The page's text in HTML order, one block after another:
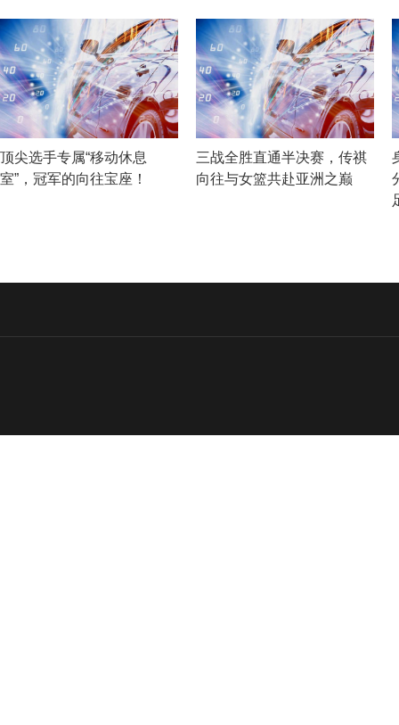
顶尖选手专属“移动休息
室”，冠军的向往宝座！
三战全胜直通半决赛，传祺
向往与女篮共赴亚洲之巅